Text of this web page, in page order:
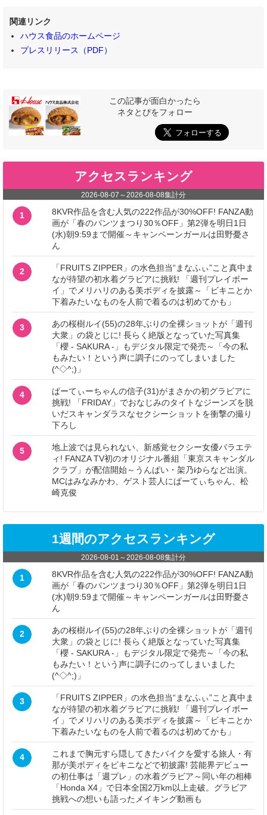
関連リンク
ハウス食品のホームページ
プレスリリース（PDF）
この記事が面白かったら
ネタとぴをフォロー
アクセスランキング
2026-08-07 ～2026-08-08集計分
1
8KVR作品を含む人気の222作品が30%OFF! FANZA動
画が「春のパンツまつり30％OFF」第2弾を明日1日
(水)朝9:59まで開催～キャンペーンガールは田野憂さ
ん
2
「FRUITS ZIPPER」の水色担当“まなふぃ”こと真中ま
なが待望の初水着グラビアに挑戦! 「週刊プレイボー
イ」でメリハリのある美ボディを披露～「ビキニとか
下着みたいなものを人前で着るのは初めてかも」
3
あの桜樹ルイ(55)の28年ぶりの全裸ショットが「週刊
大衆」の袋とじに! 長らく絶版となっていた写真集
「櫻 - SAKURA -」もデジタル限定で発売～「今の私
もみたい！という声に調子にのってしまいました
(^◇^;)」
4
ぱーてぃーちゃんの信子(31)がまさかの初グラビアに
挑戦! 「FRIDAY」でおなじみのタイトなジーンズを脱
いだスキャンダラスなセクシーショットを衝撃の撮り
下ろし
5
地上波では見られない、新感覚セクシー女優バラエテ
ィ! FANZA TV初のオリジナル番組「東京スキャンダル
クラブ」が配信開始～うんぱい・架乃ゆらなど出演。
MCはみなみかわ、ゲスト芸人にぱーてぃちゃん、松
崎克俊
1週間のアクセスランキング
2026-08-01 ～2026-08-08集計分
1
8KVR作品を含む人気の222作品が30%OFF! FANZA動
画が「春のパンツまつり30％OFF」第2弾を明日1日
(水)朝9:59まで開催～キャンペーンガールは田野憂さ
ん
2
あの桜樹ルイ(55)の28年ぶりの全裸ショットが「週刊
大衆」の袋とじに! 長らく絶版となっていた写真集
「櫻 - SAKURA -」もデジタル限定で発売～「今の私
もみたい！という声に調子にのってしまいました
(^◇^;)」
3
「FRUITS ZIPPER」の水色担当“まなふぃ”こと真中ま
なが待望の初水着グラビアに挑戦! 「週刊プレイボー
イ」でメリハリのある美ボディを披露～「ビキニとか
下着みたいなものを人前で着るのは初めてかも」
4
これまで胸元すら隠してきたバイクを愛する旅人・有
那が美ボディをビキニなどで初披露! 芸能界デビュー
の初仕事は「週プレ」の水着グラビア～同い年の相棒
「Honda X4」で日本全国2万km以上走破。グラビア
挑戦への想いも語ったメイキング動画も